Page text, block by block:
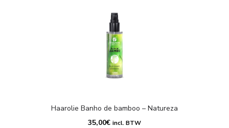
Haarolie Banho de bamboo – Natureza
35,00€ incl. BTW